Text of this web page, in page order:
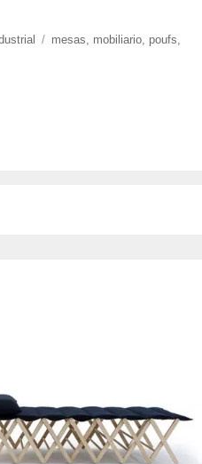
cristobal-Etiquetas
mesas mobiliario poufs